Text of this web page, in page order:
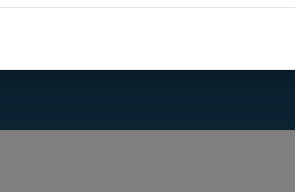
Zapier